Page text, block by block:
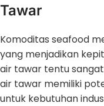
Tawar
Komoditas seafood
yang menjadikan
air tawar tentu
air tawar memiliki
untuk kebutuhan